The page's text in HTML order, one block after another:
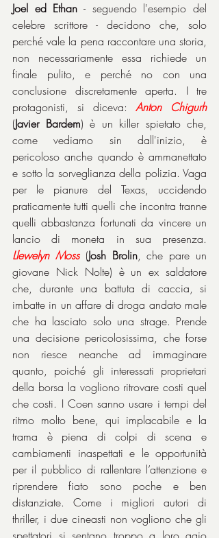
Joel ed Ethan - seguendo l'esempio del
celebre scrittore - decidono che, solo
perché vale la pena raccontare una storia,
non necessariamente essa richiede un
finale pulito, e perché no con una
conclusione discretamente aperta. I tre
protagonisti, si diceva: Anton Chigurh
(Javier Bardem) è un killer spietato che,
come vediamo sin dall'inizio, è
pericoloso anche quando è ammanettato
e sotto la sorveglianza della polizia. Vaga
per le pianure del Texas, uccidendo
praticamente tutti quelli che incontra tranne
quelli abbastanza fortunati da vincere un
Llewelyn Moss (Josh Brolin, che pare un
giovane Nick Nolte) è un ex saldatore
che, durante una battuta di caccia, si
imbatte in un affare di droga andato male
che ha lasciato solo una strage. Prende
una decisione pericolosissima, che forse
non riesce neanche ad immaginare
quanto, poiché gli interessati proprietari
della borsa la vogliono ritrovare costi quel
che costi. I Coen sanno usare i tempi del
ritmo molto bene, qui implacabile e la
trama è piena di colpi di scena e
cambiamenti inaspettati e le opportunità
per il pubblico di rallentare l’attenzione e
riprendere fiato sono poche e ben
distanziate. Come i migliori autori di
thriller, i due cineasti non vogliono che gli